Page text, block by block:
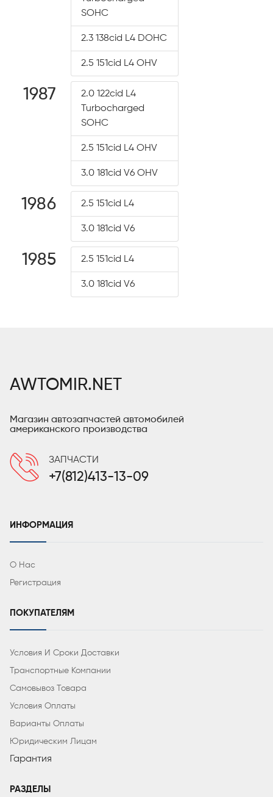
SOHC
2.3 138cid L4 DOHC
2.5 151cid L4 OHV
1987
2.0 122cid L4
Turbocharged
SOHC
2.5 151cid L4 OHV
3.0 181cid V6 OHV
1986 2.5 151cid L4
3.0 181cid V6
1985 2.5 151cid L4
3.0 181cid V6
AWTOMIR.NET
Магазин автозапчастей автомобилей
американского производства
ЗАПЧАСТИ
+7(812)413-13-09
ИНФОРМАЦИЯ
О Нас
Регистрация
ПОКУПАТЕЛЯМ
Условия И Сроки Доставки
Транспортные Компании
Самовывоз Товара
Условия Оплаты
Варианты Оплаты
Юридическим Лицам
Гарантия
РАЗДЕЛЫ